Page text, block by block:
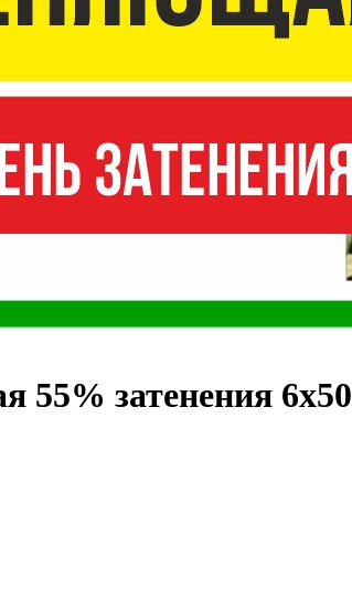
55% затенения 6х50